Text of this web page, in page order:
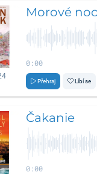
Morové
0:00
Přehraj Líbí se
Čakanie
0:00